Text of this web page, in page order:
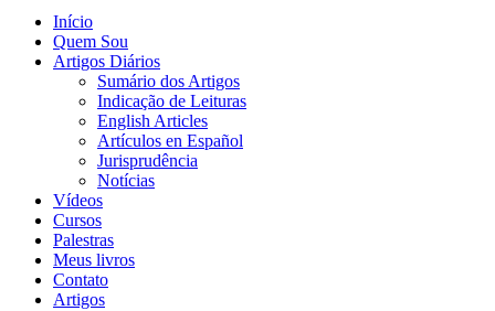
Início
Quem Sou
Artigos Diários
Sumário dos Artigos
Indicação de Leituras
English Articles
Artículos en Español
Jurisprudência
Notícias
Vídeos
Cursos
Palestras
Meus livros
Contato
Artigos